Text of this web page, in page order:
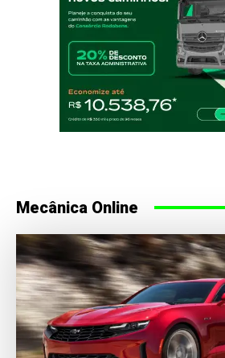
Mecânica Online